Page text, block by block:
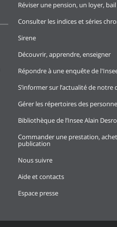
Réviser une pension, un loyer,
Consulter les indices et séries
Sirene
Découvrir, apprendre, enseigner
Répondre à une enquête de
S’informer sur l’actualité de notre
Gérer les répertoires des
Bibliothèque de l’Insee Alain
Commander une prestation,
publication
Nous suivre
Aide et contacts
Espace presse